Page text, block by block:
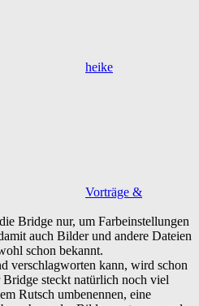
heike
Vorträge &
Bridge nur, um Farbeinstellungen
auch Bilder und andere Dateien
schon bekannt.
verschlagworten kann, wird schon
steckt natürlich noch viel
Rutsch umbenennen, eine